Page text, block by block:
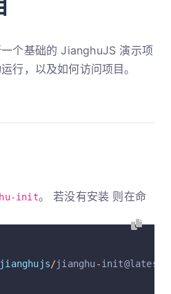
个基础的 JianghuJS 演示项
行，以及如何访问项目。
init。 若没有安装 则在命
/jianghu-init@latest